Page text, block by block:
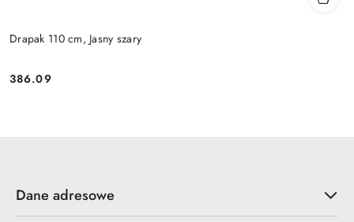
Drapak 110 cm, Jasny szary
Cena:
386.09
Dane adresowe